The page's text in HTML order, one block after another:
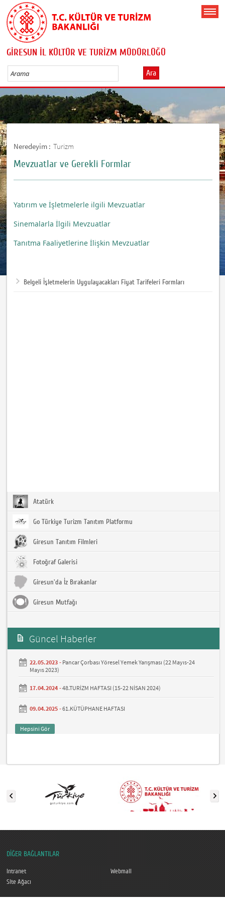
GİRESUN İL KÜLTÜR VE TURİZM MÜDÜRLÜĞÜ
Ara
Neredeyim : Turizm
Mevzuatlar ve Gerekli Formlar
Yatırım ve İşletmelerle ilgili Mevzuatlar
Sinemalarla İlgili Mevzuatlar
Tanıtma Faaliyetlerine İlişkin Mevzuatlar
Belgeli İşletmelerin Uygulayacakları Fiyat Tarifeleri Formları
Atatürk
Go Türkiye Turizm Tanıtım Platformu
Giresun Tanıtım Filmleri
Fotoğraf Galerisi
Giresun'da İz Bırakanlar
Giresun Mutfağı
Güncel Haberler
22.05.2023 - Pancar Çorbası Yöresel Yemek Yarışması (22 Mayıs-24
Mayıs 2023)
17.04.2024 -48.TURİZM HAFTASI (15-22 NİSAN 2024)
09.04.2025 -61.KÜTÜPHANE HAFTASI
Hepsini Gör
DİĞER BAĞLANTILAR
Intranet
Webmail
Site Ağacı